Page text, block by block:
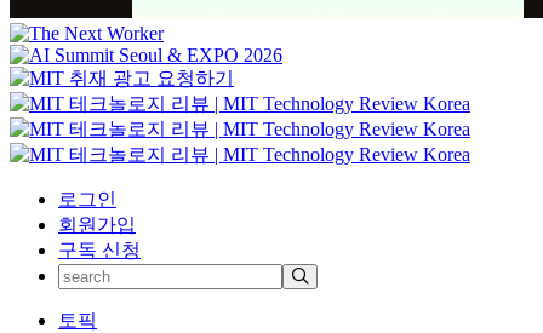
로그인
회원가입
구독 신청
토픽